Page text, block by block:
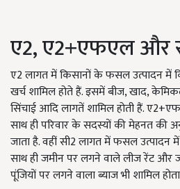
ए2, ए2+एफएल और
ए2 लागत में किसानों के फसल उत्पादन में
खर्च शामिल होते हैं. इसमें बीज, खाद,
सिंचाई आदि लागतें शामिल होती हैं.
साथ ही परिवार के सदस्यों की मेहनत की
जाता है. वहीं सी2 लागत में फसल
साथ ही जमीन पर लगने वाले लीज रेंट और
पूंजियों पर लगने वाला ब्याज भी शामिल